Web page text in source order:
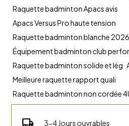
Raquette badminton Apacs avis
Apacs Versus Pro haute tension
Raquette badminton blanche 2026
Équipement badminton club perfor
Raquette badminton solide et lég
Meilleure raquette rapport quali
Raquette badminton non cordée
3-4 Jours ouvrables